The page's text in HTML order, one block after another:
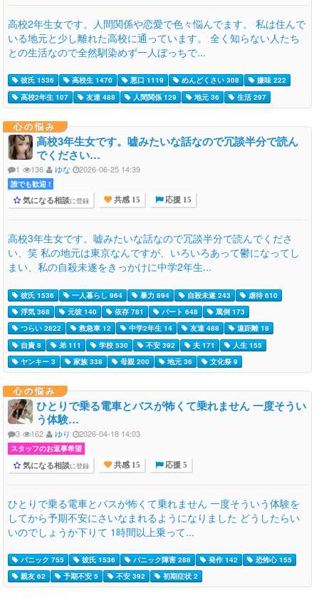
高校2年生女です。人間関係や恋愛で色々悩んでます。 私は住んで
いる地元と少し離れた高校に通っています。 全く知らない人たち
との生活なので全然馴染めず一人ぼっちで...
彼氏 1536 高校生 1470 悪口 1119 めんどくさい 308
嫌味 222
高校2年生 107
友達 488 人間関係 129 地元 36 生活 297
心の悩み
高校3年生女です。嘘みたいな話なので冗談半分で読ん
でください…
1 136 ゆな 2026-06-25 14:39
誰でも歓迎 !
気になる相談に登録 共感 15 応援 15
高校3年生女です。嘘みたいな話なので冗談半分で読んでくださ
い、笑 私の地元は東京なんですが、いろいろあって鬱になってし
まい、私の自殺未遂をきっかけに中学2年生...
彼氏 1536 一人暮らし 964 暴力 894 自殺未遂 243
虐待 610
浮気 368
元彼 140 依存 781 パート 648
罵倒 173
つらい 2822
救急車 12 中学2年生 14 友達 488
遠距離 18
自責 8
弟 111 学校 530 不安 392 夫 171
人生 155
ヤンキー 3
家族 338 母親 200 地元 36 文化祭 9
心の悩み
ひとりで乗る電車とバスが怖くて乗れません 一度そうい
う体験…
3 162 ゆり 2026-04-18 14:03
スタッフのお返事希望
気になる相談に登録 共感 15 応援 5
ひとりで乗る電車とバスが怖くて乗れません 一度そういう体験を
してから予期不安にさいなまれるようになりました どうしたらい
いのでしょうか下りて 1時間以上乗って...
パニック 755 彼氏 1536 パニック障害 288 発作 142
恐怖心 155
親友 62
予期不安 5 不安 392 初期症状 2